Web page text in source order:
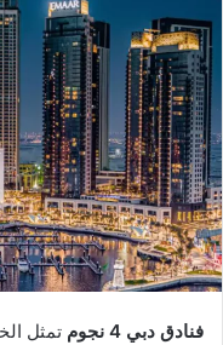
فنادق دبي 4 نجوم
تمثل